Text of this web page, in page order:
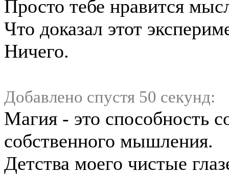
Просто тебе нравится
Что доказал этот
Ничего.
Добавлено спустя 50 секунд:
Магия - это способность
собственного мышления.
Детства моего чистые